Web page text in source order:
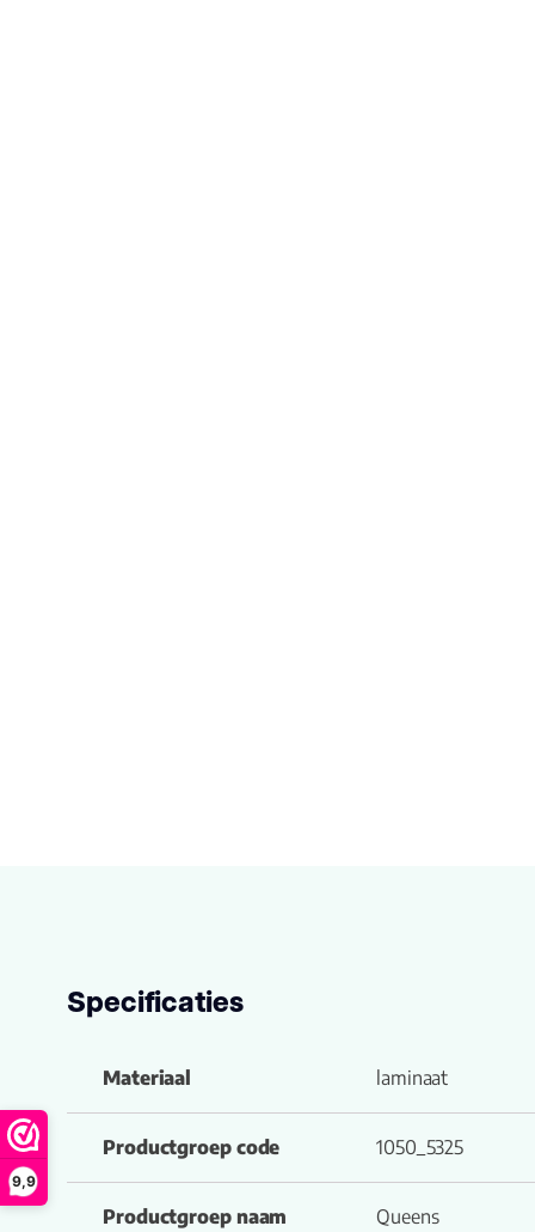
9,9
Specificaties
Materiaal laminaat
Productgroep code 1050_5325
Productgroep naam Queens